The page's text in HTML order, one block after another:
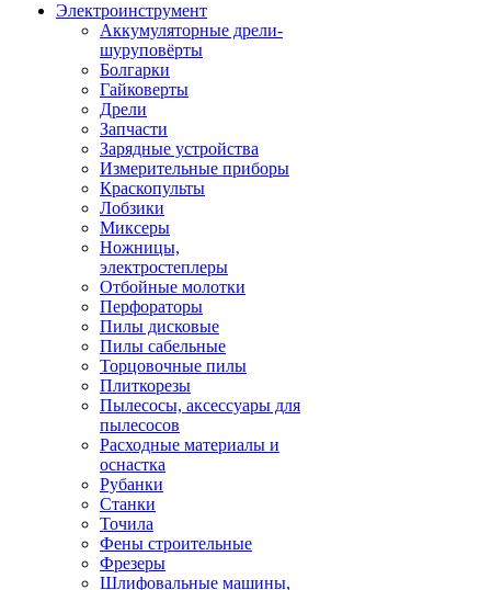
Электроинструмент
Аккумуляторные дрели-
шуруповёрты
Болгарки
Гайковерты
Дрели
Запчасти
Зарядные устройства
Измерительные приборы
Краскопульты
Лобзики
Миксеры
Ножницы,
электростеплеры
Отбойные молотки
Перфораторы
Пилы дисковые
Пилы сабельные
Торцовочные пилы
Плиткорезы
Пылесосы, аксессуары для
пылесосов
Расходные материалы и
оснастка
Рубанки
Станки
Точила
Фены строительные
Фрезеры
Шлифовальные машины,